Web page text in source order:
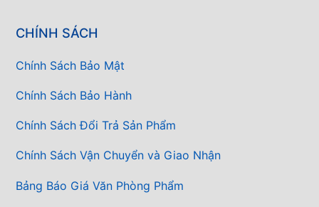
CHÍNH SÁCH
Chính Sách Bảo Mật
Chính Sách Bảo Hành
Chính Sách Đổi Trả Sản Phẩm
Chính Sách Vận Chuyển và Giao Nhận
Bảng Báo Giá Văn Phòng Phẩm